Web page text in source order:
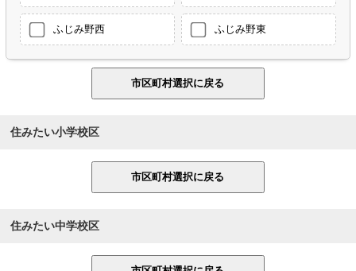
ふじみ野西 ふじみ野東
住みたい小学校区
住みたい中学校区